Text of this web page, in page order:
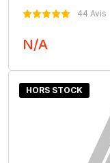
44 Avis
N/A
HORS STOCK